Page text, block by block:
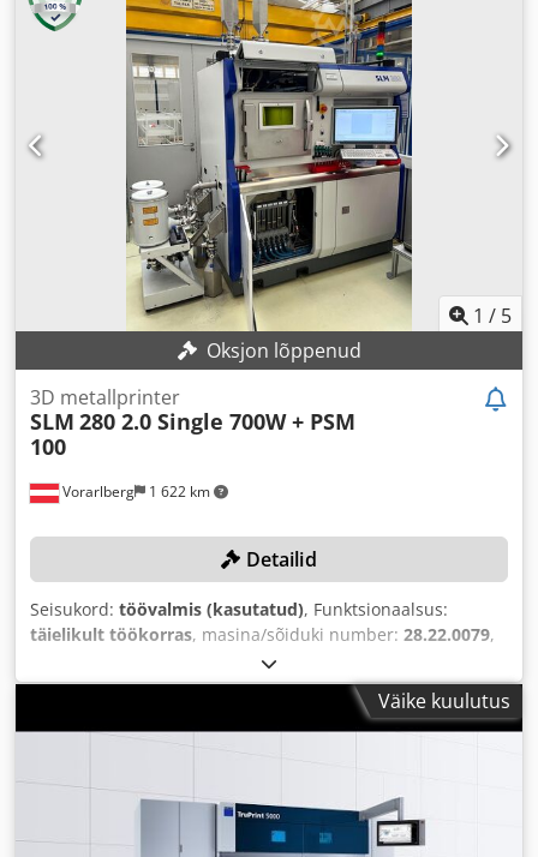
2024, Varustus:dokumentatsioon / käsiraamat
1 / 5
Oksjon lõppenud
Vorarlberg 1 622 km
3D metallprinter
SLM 280 2.0 Single 700W + PSM
100
Detailid
Seisukord: töövalmis (kasutatud), Funktsionaalsus:
täielikult töökorras, masina/sõiduki number: 28.22.0079,
, töötunnid:6 700 h
laserivõimsus:700 W, töörõhk:8 latt, sisekõrgus:365 mm,
Väike kuulutus